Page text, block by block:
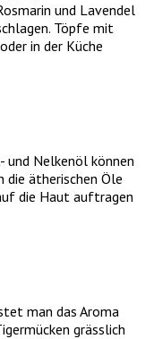
und Lavendel
Töpfe mit
in der Küche
und Nelkenöl können
die ätherischen Öle
die Haut auftragen
man das Aroma
grässlich